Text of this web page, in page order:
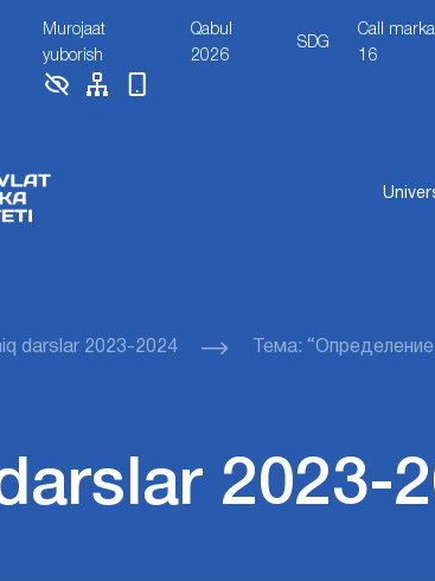
Murojaat
yuborish
Qabul
2026
SDG
Call
16
darslar 2023-2024 Тема:
2023-